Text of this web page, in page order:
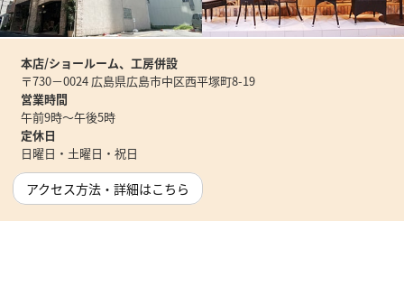
本店/ショールーム、工房併設
〒730－0024 広島県広島市中区西平塚町8-19
営業時間
午前9時～午後5時
定休日
日曜日・土曜日・祝日
アクセス方法・詳細はこちら